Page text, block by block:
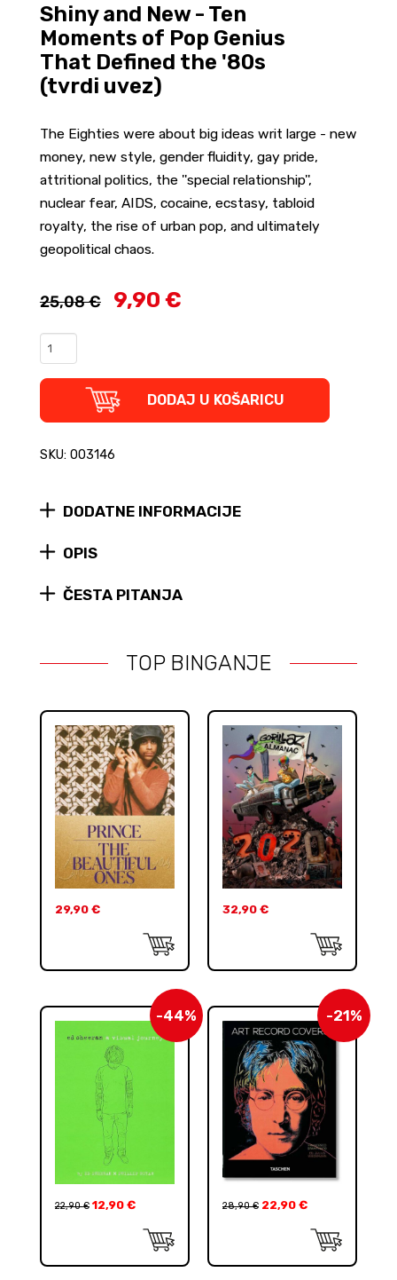
Shiny and New - Ten
Moments of Pop Genius
That Defined the '80s
(tvrdi uvez)
The Eighties were about big ideas writ large - new
money, new style, gender fluidity, gay pride,
attritional politics, the ''special relationship'',
nuclear fear, AIDS, cocaine, ecstasy, tabloid
royalty, the rise of urban pop, and ultimately
geopolitical chaos.
25,08 € 9,90 €
New
of
That
Defined
'80s
uvez)
DODAJ U KOŠARICU
SKU: 003146
DODATNE INFORMACIJE
OPIS
ČESTA PITANJA
TOP BINGANJE
29,90 € 32,90 €
-44%
22,90€ 12,90 €
-21%
28,90€ 22,90 €